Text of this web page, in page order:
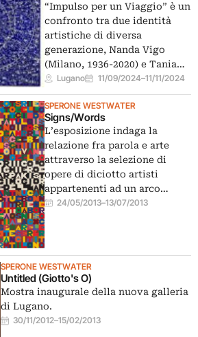
“Impulso per un Viaggio” è un
confronto tra due identità
artistiche di diversa
generazione, Nanda Vigo
(Milano, 1936-2020) e Tania…
Lugano 11/09/2024–11/11/2024
SPERONE WESTWATER
Signs/Words
L’esposizione indaga la
relazione fra parola e arte
attraverso la selezione di
opere di diciotto artisti
appartenenti ad un arco…
24/05/2013–13/07/2013
SPERONE WESTWATER
Untitled (Giotto's O)
Mostra inaugurale della nuova galleria
di Lugano.
30/11/2012–15/02/2013